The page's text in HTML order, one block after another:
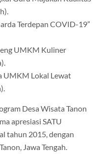
Terdepan COVID-19”
UMKM Kuliner
UMKM Lokal Lewat
Desa Wisata Tanon
apresiasi SATU
tahun 2015, dengan
Jawa Tengah.